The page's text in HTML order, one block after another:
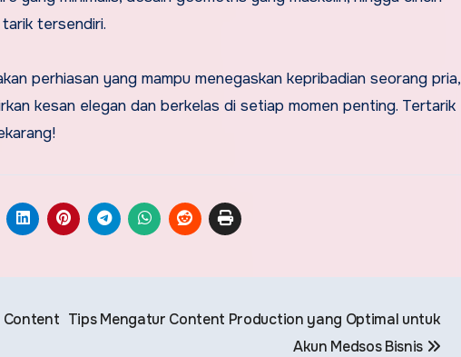
tersendiri.
perhiasan yang mampu menegaskan kepribadian seorang pria,
kesan elegan dan berkelas di setiap momen penting. Tertarik
Content Tips Mengatur Content Production yang Optimal untuk
Akun Medsos Bisnis